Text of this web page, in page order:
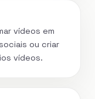
vídeos em
ou criar
vídeos.